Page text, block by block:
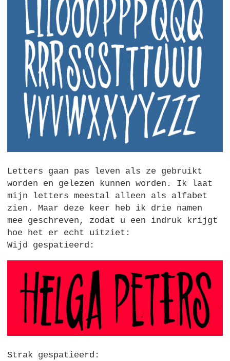
Letters gaan pas leven als ze gebruikt
worden en gelezen kunnen worden. Ik laat
mijn letters meestal alleen als alfabet
zien. Maar deze keer heb ik drie namen
mee geschreven, zodat u een indruk krijgt
hoe het er echt uitziet:
Wijd gespatieerd:
Strak gespatieerd: